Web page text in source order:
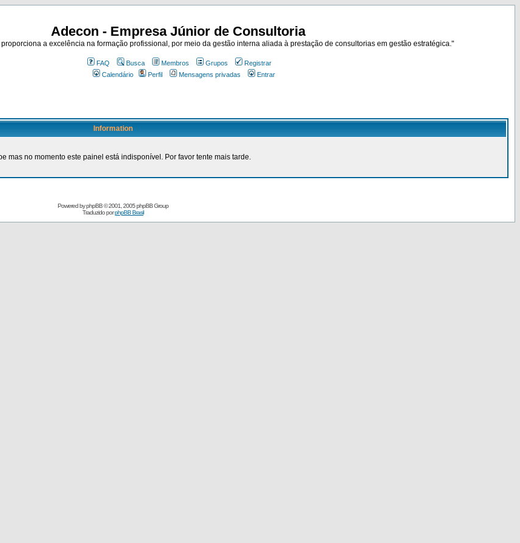
Adecon - Empresa Júnior de Consultoria
a excelência na formação profissional, por meio da gestão interna aliada à prestação de consultorias em gestão estratégica."
FAQ Busca Membros Grupos
Registrar
Calendário
Perfil Mensagens privadas Entrar
Information
mas no momento este painel está indisponível. Por favor tente mais tarde.
Powered byphpBB© 2001, 2005 phpBB Group
Traduzido porphpBB Brasil